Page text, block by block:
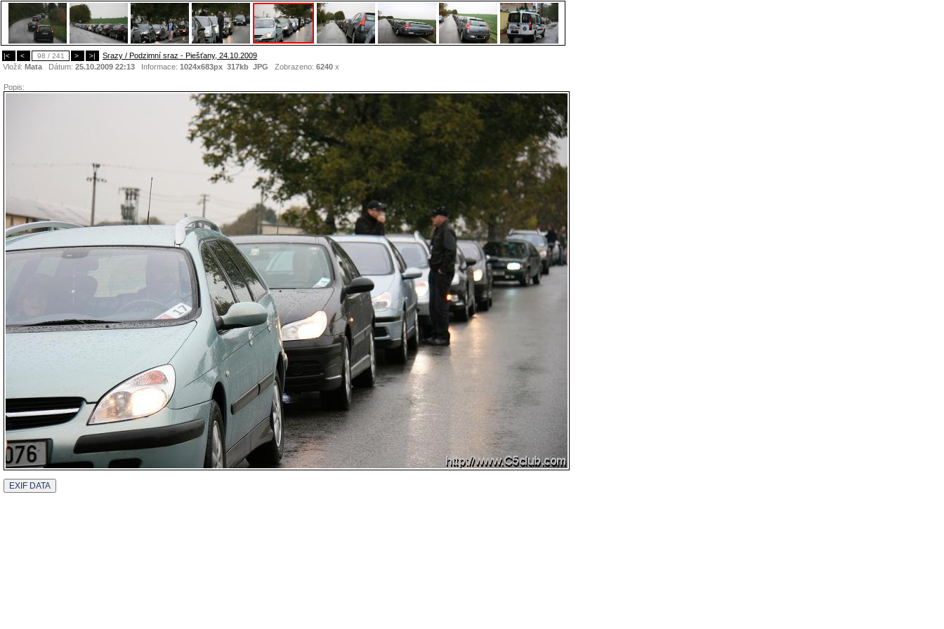
|< < 98 / 241 > >|
Srazy / Podzimní sraz - Piešťany, 24.10.2009
Vložil: Mata Dátum: 25.10.2009 22:13 Informace: 1024x683px 317kb JPG Zobrazeno: 6240 x
Popis: